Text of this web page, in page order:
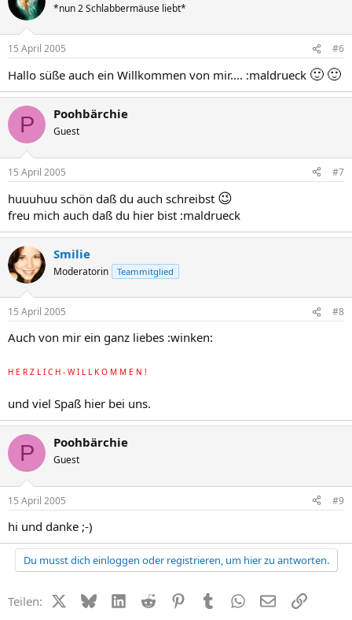
*nun 2 Schlabbermäuse liebt*
15 April 2005 #6
Hallo süße auch ein Willkommen von mir.... :maldrueck 🙂 🙂
P Poohbärchie
Guest
15 April 2005 #7
huuuhuu schön daß du auch schreibst 😉
freu mich auch daß du hier bist :maldrueck
Smilie
Moderatorin Teammitglied
15 April 2005 #8
Auch von mir ein ganz liebes :winken:
H E R Z L I C H - W I L L K O M M E N !
und viel Spaß hier bei uns.
P Poohbärchie
Guest
15 April 2005 #9
hi und danke ;-)
Du musst dich einloggen oder registrieren, um hier zu antworten.
Teilen: X (Twitter)
BlueskyLinkedIn
Reddit PinterestTumblr WhatsApp
E-MailLink